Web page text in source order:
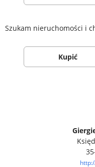
Szukam nieruchomości i
Kupić